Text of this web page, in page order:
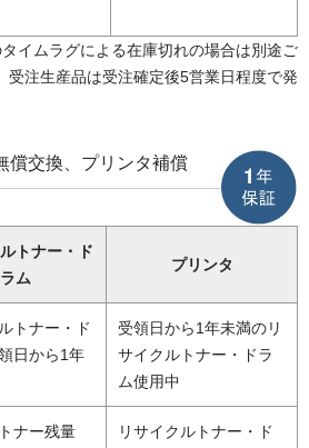
イムラグによる在庫切れの場合は別途ご
受注生産品は受注確定後5営業日程度で発
償交換、プリンタ補償
トナー・ド
ラム
プリンタ
トナー・ド
日から1年
受領日から1年未満のリ
サイクルトナー・ドラ
ム使用中
ナー残量
リサイクルトナー・ド